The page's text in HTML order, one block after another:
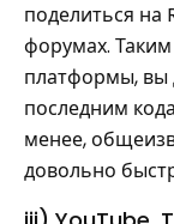
поделиться на
форумах.
платформы, вы
последним
менее,
довольно